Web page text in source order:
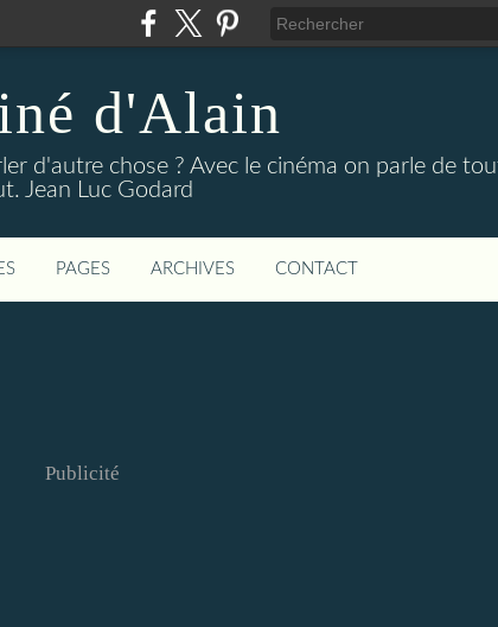
d'Alain
d'autre chose ? Avec le cinéma on parle de
Jean Luc Godard
PAGES ARCHIVES CONTACT
Publicité